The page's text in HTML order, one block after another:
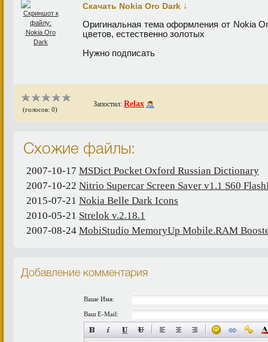
Скачать Nokia Oro Dark ↓
Оригинальная тема оформления от Nokia
цветов, естественно золотых
Нужно подписать
(голосов: 0)
Запостил: Relax
Схожие файлы:
2007-10-17 MSDict Pocket Oxford Russian Dictionary
2007-10-22 Nitrio Supercar Screen Saver v1.1 S60
2015-07-21 Nokia Belle Dark Icons
2010-05-21 Strelok v.2.18.1
2007-08-24 MobiStudio MemoryUp Mobile.RAM
Добавление комментария
Ваше Имя:
Ваш E-Mail: